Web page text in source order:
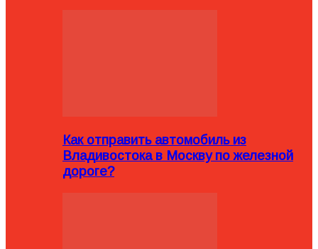
Как отправить автомобиль из
Владивостока в Москву по железной
дороге?